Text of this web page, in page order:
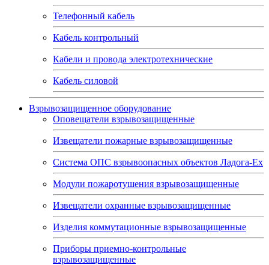
Телефонный кабель
Кабель контрольный
Кабели и провода электротехнические
Кабель силовой
Взрывозащищенное оборудование
Оповещатели взрывозащищенные
Извещатели пожарные взрывозащищенные
Система ОПС взрывоопасных объектов Ладога-Ex
Модули пожаротушения взрывозащищенные
Извещатели охранные взрывозащищенные
Изделия коммутационные взрывозащищенные
Приборы приемно-контрольные
взрывозащищенные